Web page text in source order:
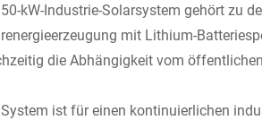
kW-Industrie-Solarsystem gehört zu
mit Lithium-
die Abhängigkeit vom
ist für einen kontinuierlichen